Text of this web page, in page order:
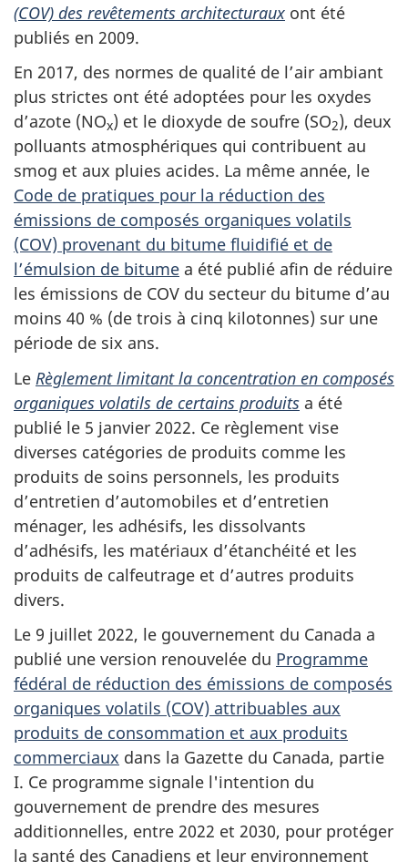
(COV) des revêtements architecturaux ont été
publiés en 2009.
En 2017, des normes de qualité de l’air ambiant
plus strictes ont été adoptées pour les oxydes
d’azote (NOx) et le dioxyde de soufre (SO2), deux
polluants atmosphériques qui contribuent au
smog et aux pluies acides. La même année, le
Code de pratiques pour la réduction des
émissions de composés organiques volatils
(COV) provenant du bitume fluidifié et de
l’émulsion de bitume a été publié afin de réduire
les émissions de COV du secteur du bitume d’au
moins 40 % (de trois à cinq kilotonnes) sur une
période de six ans.
Le Règlement limitant la concentration en composés
organiques volatils de certains produits a été
publié le 5 janvier 2022. Ce règlement vise
diverses catégories de produits comme les
produits de soins personnels, les produits
d’entretien d’automobiles et d’entretien
ménager, les adhésifs, les dissolvants
d’adhésifs, les matériaux d’étanchéité et les
produits de calfeutrage et d’autres produits
divers.
Le 9 juillet 2022, le gouvernement du Canada a
publié une version renouvelée du Programme
fédéral de réduction des émissions de composés
organiques volatils (COV) attribuables aux
produits de consommation et aux produits
commerciaux dans la Gazette du Canada, partie
I. Ce programme signale l'intention du
gouvernement de prendre des mesures
additionnelles, entre 2022 et 2030, pour protéger
la santé des Canadiens et leur environnement